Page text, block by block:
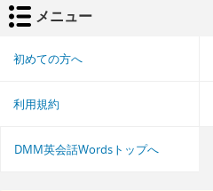
メニュー
初めての方へ
利用規約
DMM英会話Wordsトップへ